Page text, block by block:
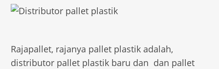
Rajapallet, rajanya pallet plastik adalah,
distributor pallet plastik baru dan dan pallet